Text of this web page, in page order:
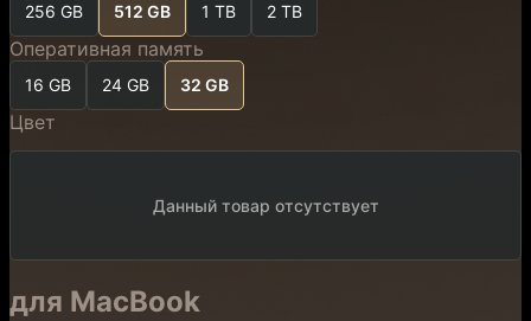
256 GB 512 GB 1 TB 2 TB
Оперативная память
16 GB 24 GB 32 GB
Цвет
Данный товар отсутствует
для MacBook